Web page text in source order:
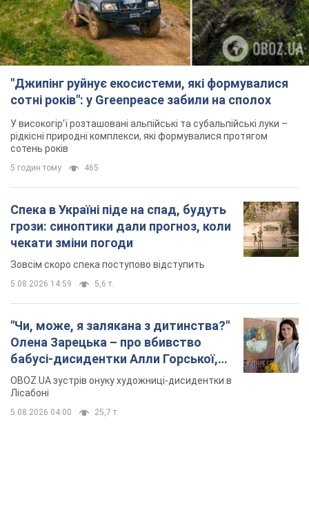
"Джипінг руйнує екосистеми, які формувалися
сотні років": у Greenpeace забили на сполох
У високогір'ї розташовані альпійські та субальпійські луки –
рідкісні природні комплекси, які формувалися протягом
сотень років
5 годин тому 465
Спека в Україні піде на спад, будуть
грози: синоптики дали прогноз, коли
чекати зміни погоди
Зовсім скоро спека поступово відступить
5.08.2026 14:59 5,6 т.
"Чи, може, я залякана з дитинства?"
Олена Зарецька – про вбивство
бабусі-дисидентки Алли Горської,
критику Дмитра Стуса та втечу в
Португалію з 5 дітьми
OBOZ.UA зустрів онуку художниці-дисидентки в
Лісабоні
5.08.2026 04:00 25,7 т.